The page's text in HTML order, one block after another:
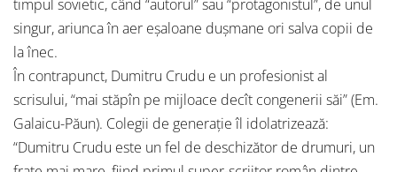
timpul sovietic, când “autorul” sau “protagonistul”, de unul
singur, ariunca în aer eşaloane duşmane ori salva copii de
la înec.
În contrapunct, Dumitru Crudu e un profesionist al
scrisului, “mai stăpîn pe mijloace decît congenerii săi” (Em.
Galaicu-Păun). Colegii de generaţie îl idolatrizează:
“Dumitru Crudu este un fel de deschizător de drumuri, un